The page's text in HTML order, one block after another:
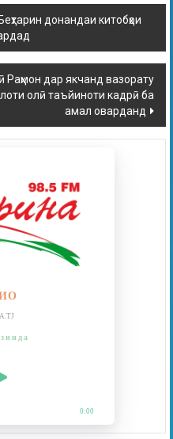
донандаи китобҳои
дар якчанд вазорату
олӣ таъйиноти кадрӣ ба
амал оварданд
0:00